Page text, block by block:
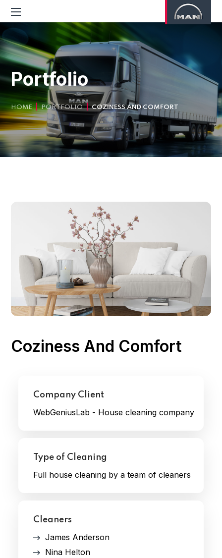
Portfolio
HOME PORTFOLIO COZINESS AND COMFORT
Coziness And Comfort
Company Client
WebGeniusLab - House cleaning company
Type of Cleaning
Full house cleaning by a team of cleaners
Cleaners
James Anderson
Nina Helton